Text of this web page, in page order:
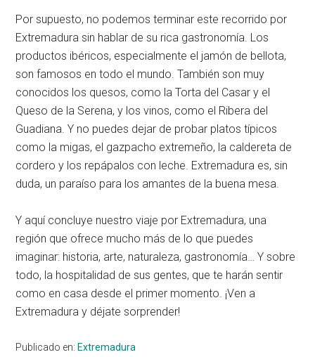
Por supuesto, no podemos terminar este recorrido por
Extremadura sin hablar de su rica gastronomía. Los
productos ibéricos, especialmente el jamón de bellota,
son famosos en todo el mundo. También son muy
conocidos los quesos, como la Torta del Casar y el
Queso de la Serena, y los vinos, como el Ribera del
Guadiana. Y no puedes dejar de probar platos típicos
como la migas, el gazpacho extremeño, la caldereta de
cordero y los repápalos con leche. Extremadura es, sin
duda, un paraíso para los amantes de la buena mesa.
Y aquí concluye nuestro viaje por Extremadura, una
región que ofrece mucho más de lo que puedes
imaginar: historia, arte, naturaleza, gastronomía… Y sobre
todo, la hospitalidad de sus gentes, que te harán sentir
como en casa desde el primer momento. ¡Ven a
Extremadura y déjate sorprender!
Publicado en: Extremadura